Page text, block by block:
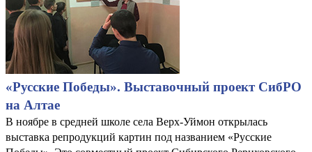
«Русские Победы». Выставочный проект СибРО
на Алтае
В ноябре в средней школе села Верх-Уймон открылась
выставка репродукций картин под названием «Русские